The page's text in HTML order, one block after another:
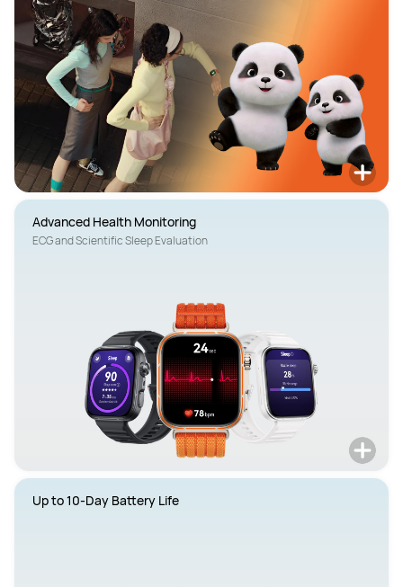
Advanced Health Monitoring
ECG and Scientific Sleep Evaluation
Up to 10-Day Battery Life